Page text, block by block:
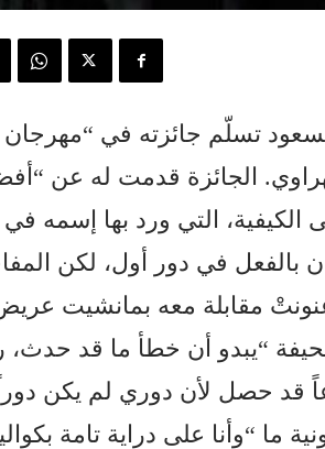
تسلّم جائزته في “مهرجان
الجائزة قدمت له عن
التي ورد بها إسمه في
بالفعل في دور أول، لكن
مقابلة معه بمانشيت عريض
“يبدو أن خطأ ما قد
قد حصل لأن دوري لم يكن
ما “وأنا على دراية تامة